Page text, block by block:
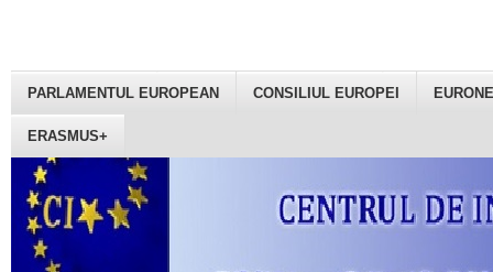
PARLAMENTUL EUROPEAN CONSILIUL EUROPEI
ERASMUS+